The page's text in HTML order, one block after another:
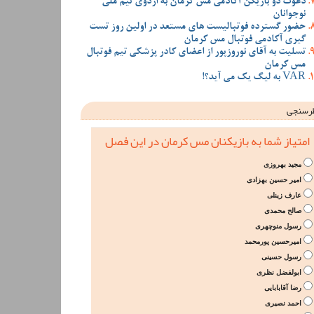
نوجوانان
حضور گسترده فوتبالیست های مستعد در اولین روز تست
گیری آکادمی فوتبال مس کرمان
تسلیت به آقای نوروزپور از اعضای کادر پزشکی تیم فوتبال
مس کرمان
VAR به لیگ یک می آید؟!
امتیاز شما به بازیکنان مس کرمان در این فصل
مجید بهروزی
امیر حسین بهزادی
عارف زینلی
صالح محمدی
رسول منوچهری
امیرحسین پورمحمد
رسول حسینی
ابولفضل نظری
رضا آقابابایی
احمد نصیری